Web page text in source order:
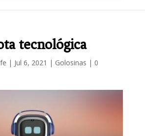
tecnológica
| Jul 6, 2021 | Golosinas | 0